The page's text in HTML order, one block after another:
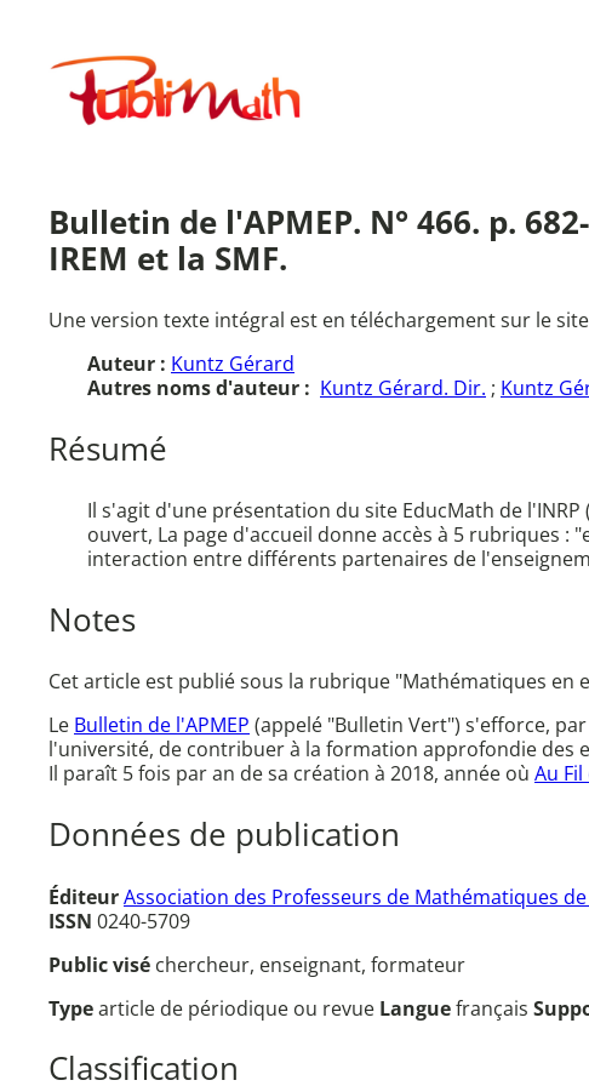
contenuPublimath
Bulletin de l'APMEP. N° 466. p.
IREM et la SMF.
Une version texte intégral est en téléchargement sur le site
Auteur : Kuntz Gérard
Autres noms d'auteur : Kuntz Gérard. Dir. ; Kuntz
Résumé
Il s'agit d'une présentation du site EducMath de l'INRP (
ouvert, La page d'accueil donne accès à 5 rubriques :
interaction entre différents partenaires de
Notes
Cet article est publié sous la rubrique "Mathématiques en
Le Bulletin de l'APMEP (appelé "Bulletin Vert") s'efforce,
l'université, de contribuer à la formation approfondie des
Il paraît 5 fois par an de sa création à 2018, année où Au
Données de publication
ÉditeurAssociation des Professeurs de Mathématiques
ISSN 0240-5709
Public visé chercheur, enseignant, formateur
Typearticle de périodique ou revue Languefrançais
Classification